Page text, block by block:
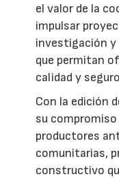
el valor de la
impulsar
investigación
que permitan
calidad y
Con la edición
su
productores
comunitarias,
constructivo